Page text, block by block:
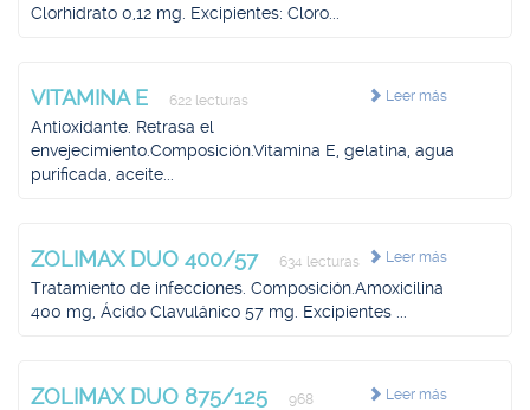
Clorhidrato 0,12 mg. Excipientes: Cloro...
Leer más
VITAMINA E 622 lecturas
Antioxidante. Retrasa el
envejecimiento.Composición.Vitamina E, gelatina, agua
purificada, aceite...
Leer más
ZOLIMAX DUO 400/57 634 lecturas
Tratamiento de infecciones. Composición.Amoxicilina
400 mg, Ácido Clavulánico 57 mg. Excipientes ...
Leer más
ZOLIMAX DUO 875/125
968